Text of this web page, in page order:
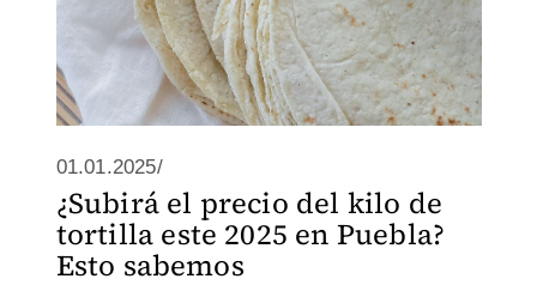
01.01.2025/
¿Subirá el precio del kilo de
tortilla este 2025 en Puebla?
Esto sabemos